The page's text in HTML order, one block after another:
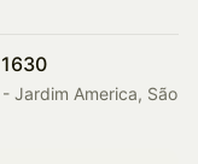
Jardim America, São